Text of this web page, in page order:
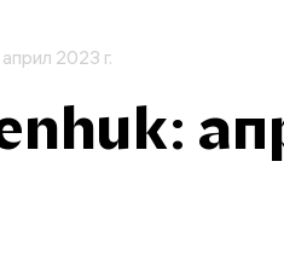
2023 г.